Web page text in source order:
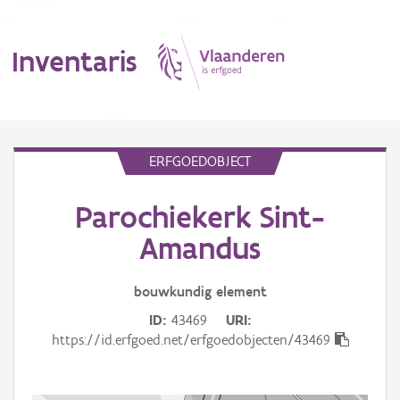
Inventaris
Erfgoedobject
ERFGOEDOBJECT
Parochiekerk Sint-
Amandus
bouwkundig element
ID 43469
URI
https://id.erfgoed.net/erfgoedobjecten/43469